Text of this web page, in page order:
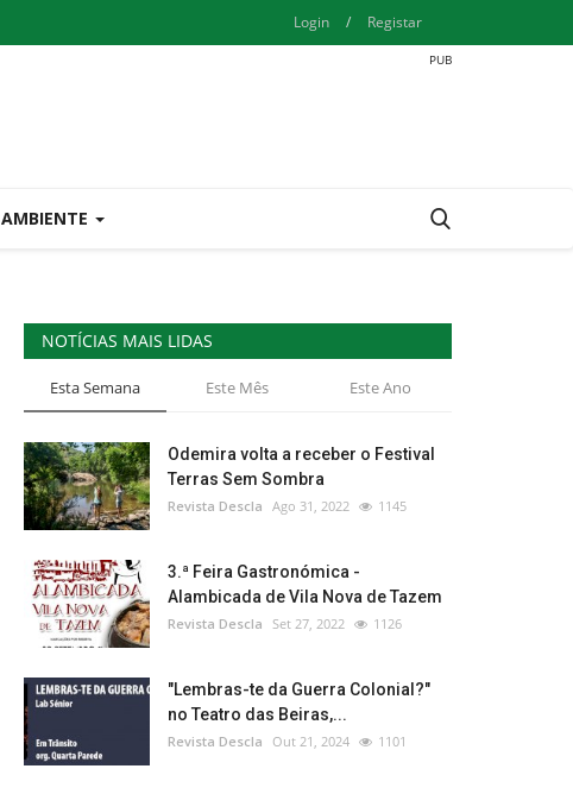
Login / Registar
AMBIENTE
NOTÍCIAS MAIS LIDAS
Esta Semana Este Mês Este Ano
Odemira volta a receber o Festival
Terras Sem Sombra
Revista Descla Ago 31, 2022 1145
3.ª Feira Gastronómica -
Alambicada de Vila Nova de Tazem
Revista Descla Set 27, 2022 1126
"Lembras-te da Guerra Colonial?"
no Teatro das Beiras,...
Revista Descla Out 21, 2024 1101